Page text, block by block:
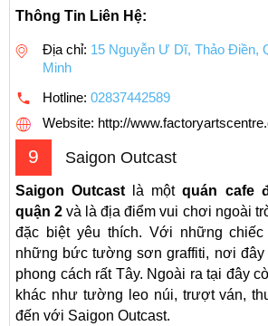
Thông Tin Liên Hệ:
Địa chỉ: 15 Nguyễn Ư Dĩ, Thảo Điền,
Minh
Hotline: 02837442589
Website: http://
9 Saigon Outcast
Saigon Outcast là mộtquán cafe
quận 2 và là địa điểm vui chơi ngoài
đặc biệt yêu thích. Với những chiếc
những bức tường sơn graffiti, nơi
phong cách rất Tây. Ngoài ra tại đây
khác như tường leo núi, trượt ván,
đến với Saigon Outcast.